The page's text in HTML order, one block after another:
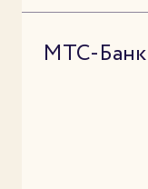
МТС-Банк